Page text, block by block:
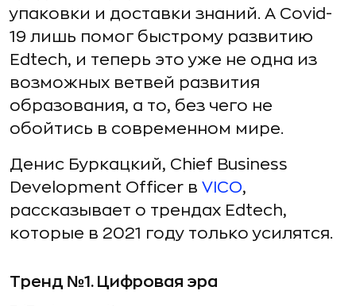
упаковки и доставки знаний. А Covid-
19 лишь помог быстрому развитию
Edtech, и теперь это уже не одна из
возможных ветвей развития
образования, а то, без чего не
обойтись в современном мире.
Денис Буркацкий, Chief Business
Development Officer в VICO,
рассказывает о трендах Edtech,
которые в 2021 году только усилятся.
Тренд №1. Цифровая эра